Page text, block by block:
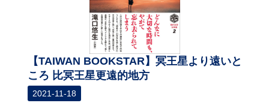
【TAIWAN BOOKSTAR】冥王星より遠いと
ころ 比冥王星更遠的地方
2021-11-18